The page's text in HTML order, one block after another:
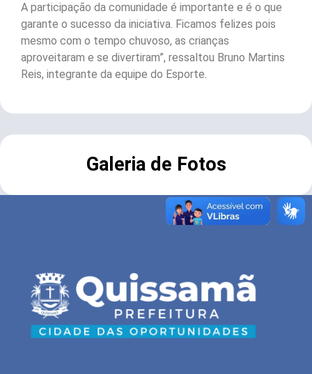
A participação da comunidade é importante e é o que
garante o sucesso da iniciativa. Ficamos felizes pois
mesmo com o tempo chuvoso, as crianças
aproveitaram e se divertiram”, ressaltou Bruno Martins
Reis, integrante da equipe do Esporte.
Galeria de Fotos